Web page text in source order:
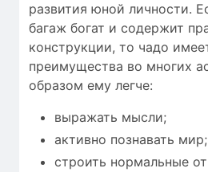
развития юной личности.
багаж богат и содержит
конструкции, то чадо
преимущества во многих
образом ему легче:
выражать мысли;
активно познавать мир;
строить нормальные